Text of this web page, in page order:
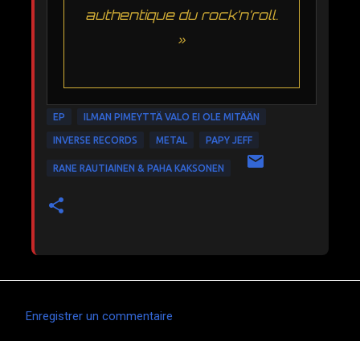
authentique du rock’n’roll.
»
EP ILMAN PIMEYTTÄ VALO EI OLE MITÄÄN
INVERSE RECORDS METAL PAPY JEFF
RANE RAUTIAINEN & PAHA KAKSONEN
Enregistrer un commentaire